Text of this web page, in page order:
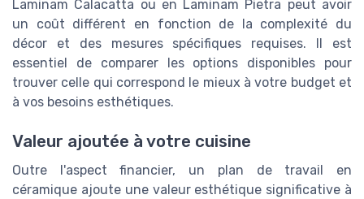
Laminam Calacatta ou en Laminam Pietra peut avoir
un coût différent en fonction de la complexité du
décor et des mesures spécifiques requises. Il est
essentiel de comparer les options disponibles pour
trouver celle qui correspond le mieux à votre budget et
à vos besoins esthétiques.
Valeur ajoutée à votre cuisine
Outre l'aspect financier, un plan de travail en
céramique ajoute une valeur esthétique significative à